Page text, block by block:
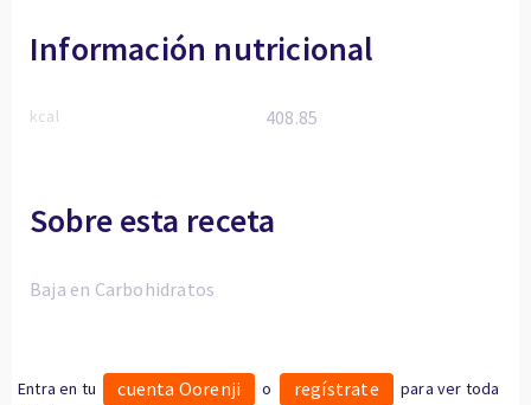
Información nutricional
kcal 408.85
Sobre esta receta
Baja en Carbohidratos
Entra en tu cuenta Oorenji o regístrate
para ver toda